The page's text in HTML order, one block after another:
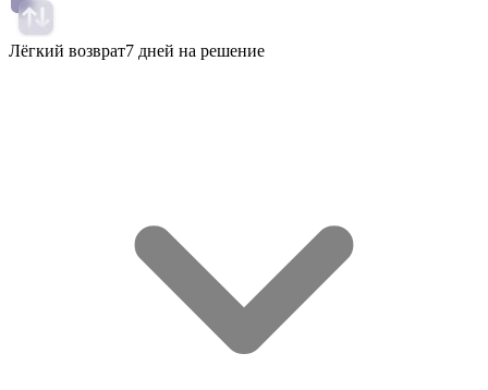
Лёгкий возврат7 дней на решение